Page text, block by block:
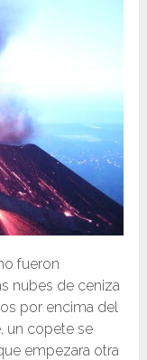
fueron
nubes de ceniza
por encima del
un copete se
empezara otra